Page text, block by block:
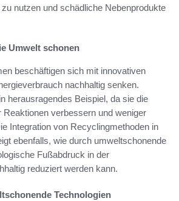
nutzen und schädliche Nebenprodukte
Umwelt schonen
beschäftigen sich mit innovativen
nachhaltig senken.
herausragendes Beispiel, da sie die
verbessern und weniger
Integration von Recyclingmethoden in
ebenfalls, wie durch umweltschonende
Fußabdruck in der
reduziert werden kann.
Technologien